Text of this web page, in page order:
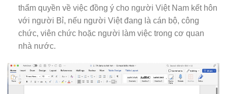
thẩm quyền về việc đồng ý cho người Việt Nam kết hôn
với người Bỉ, nếu người Việt đang là cán bộ, công
chức, viên chức hoặc người làm việc trong cơ quan
nhà nước.